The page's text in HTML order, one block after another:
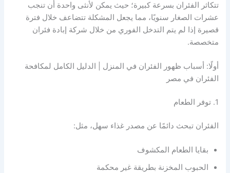
تتكاثر الفئران بسرعة كبيرة؛ حيث يمكن لأنثى واحدة أن تنجب
عشرات الصغار سنويًا، مما يجعل المشكلة تتضاعف خلال فترة
قصيرة إذا لم يتم التدخل الفوري من خلال شركة إبادة فئران
متخصصة.
أولًا: أسباب ظهور الفئران في المنزل | الدليل الكامل لمكافحة
الفئران في مصر
1. توفر الطعام
الفئران تبحث دائمًا عن مصدر غذاء سهل، مثل:
بقايا الطعام المكشوف
الحبوب المخزنة بطريقة غير محكمة